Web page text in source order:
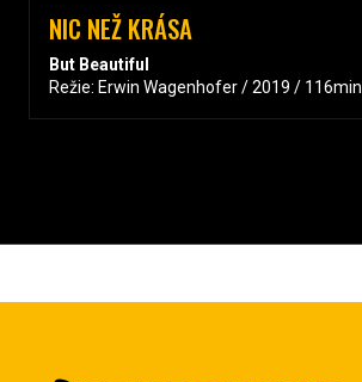
NIC NEŽ KRÁSA
But Beautiful
Režie: Erwin Wagenhofer / 2019 / 116min